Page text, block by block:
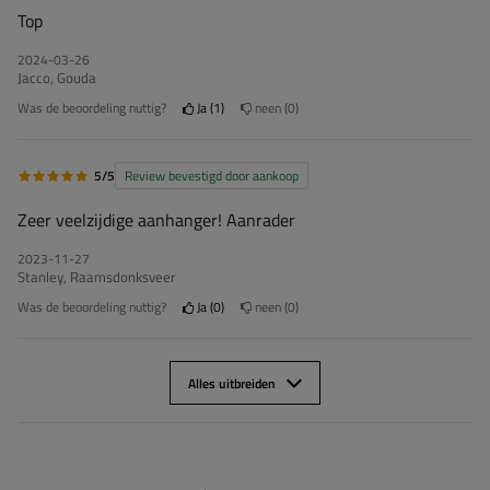
Top
2024-03-26
Jacco, Gouda
Was de beoordeling nuttig? Ja 1 neen 0
5/5 Review bevestigd door aankoop
Zeer veelzijdige aanhanger! Aanrader
2023-11-27
Stanley, Raamsdonksveer
Was de beoordeling nuttig? Ja 0 neen 0
Alles uitbreiden